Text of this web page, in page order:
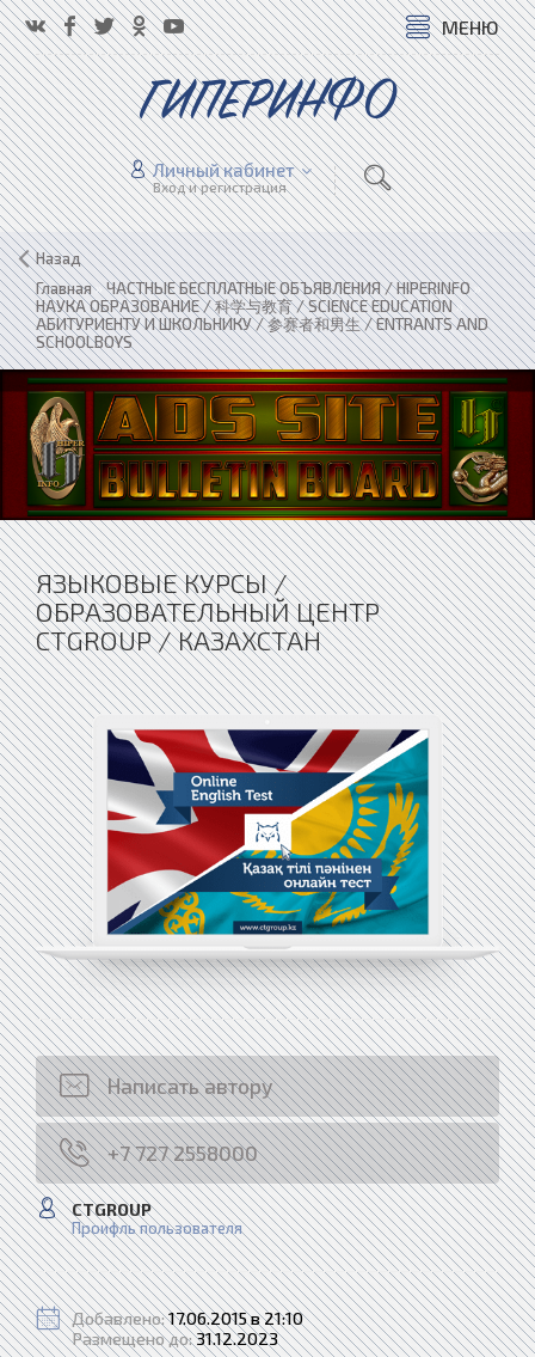
МЕНЮ
ГИПЕРИНФО
Личный кабинет
Вход и регистрация
Назад
Главная»ЧАСТНЫЕ БЕСПЛАТНЫЕ ОБЪЯВЛЕНИЯ / HIPERINFO»
НАУКА ОБРАЗОВАНИЕ / 科学与教育 / SCIENCE EDUCATION»
АБИТУРИЕНТУ И ШКОЛЬНИКУ / 参赛者和男生 / ENTRANTS AND
SCHOOLBOYS
ЯЗЫКОВЫЕ КУРСЫ /
ОБРАЗОВАТЕЛЬНЫЙ ЦЕНТР
CTGROUP / КАЗАХСТАН
Написать автору
+7 727 2558000
CTGROUP
Проифль пользователя
Добавлено:17.06.2015 в 21:10
Размещено до:31.12.2023